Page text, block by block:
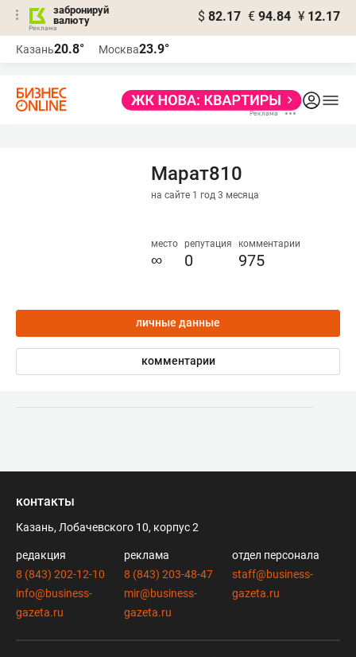
забронируй
валюту
$ 82.17 € 94.84 ¥ 12.17
Казань20.8° Москва23.9°
Марат810
на сайте 1 год 3 месяца
место
∞
репутация
0
комментарии
975
личные данные
комментарии
контакты
Казань, Лобачевского 10, корпус 2
редакция
8 (843) 202-12-10
info@business-
gazeta.ru
реклама
8 (843) 203-48-47
mir@business-
gazeta.ru
отдел персонала
staff@business-
gazeta.ru